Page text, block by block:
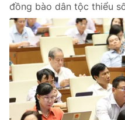
THỜI BÁO VTV
Theo dõi báo trên
Cơ quan chủ quản:Đài
Cơ quan báo chí:Thời báo
đồng bào dân tộc thiểu